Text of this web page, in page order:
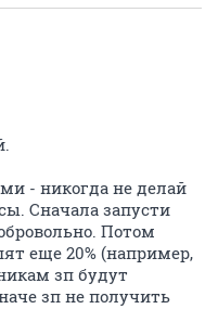
- никогда не делай
Сначала запусти
Потом
еще 20% (например,
зп будут
зп не получить